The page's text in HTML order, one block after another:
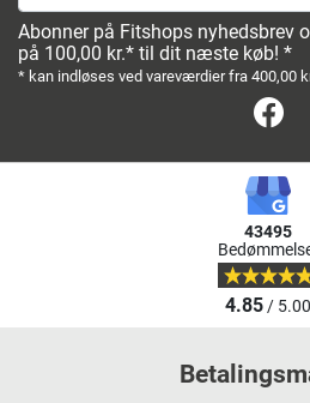
Abonner på Fitshops nyhedsbrev
på 100,00 kr.* til dit næste køb! *
* kan indløses ved vareværdier fra 400,00
43495
4.85/ 5.00